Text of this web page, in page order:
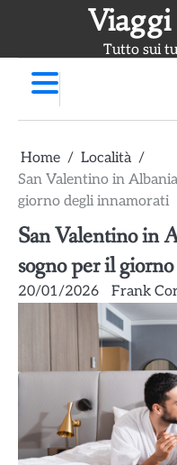
Tutto sui
Home
Località
San Valentino in
giorno degli innamorati
San Valentino in
sogno per il
20/01/2026 Frank